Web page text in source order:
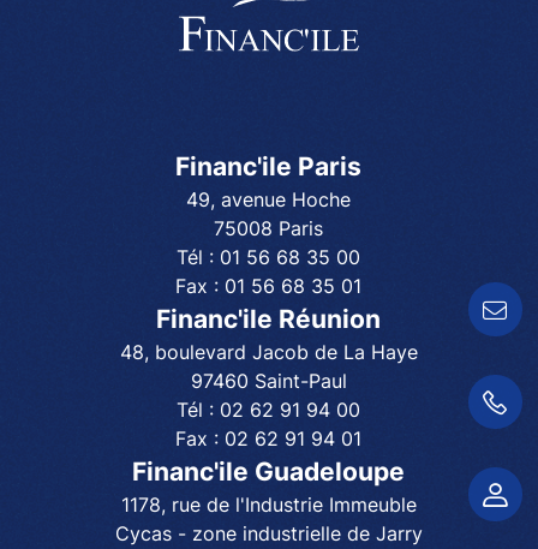
Contactez-nous !
01 56 68 35 00
Espace client
Financ'ile Paris
49, avenue Hoche
75008 Paris
Tél : 01 56 68 35 00
Fax : 01 56 68 35 01
Financ'ile Réunion
48, boulevard Jacob de La Haye
97460 Saint-Paul
Tél : 02 62 91 94 00
Fax : 02 62 91 94 01
Financ'ile Guadeloupe
1178, rue de l'Industrie Immeuble
Cycas - zone industrielle de Jarry